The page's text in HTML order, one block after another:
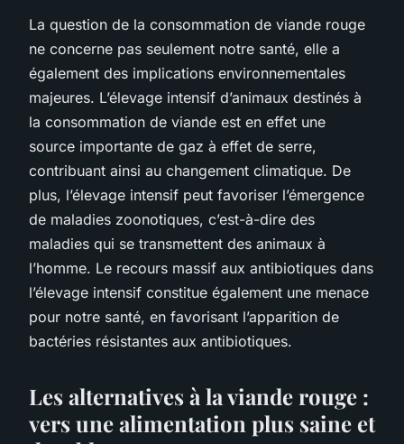
La question de la consommation de viande rouge
ne concerne pas seulement notre santé, elle a
également des implications environnementales
majeures. L’élevage intensif d’animaux destinés à
la consommation de viande est en effet une
source importante de gaz à effet de serre,
contribuant ainsi au changement climatique. De
plus, l’élevage intensif peut favoriser l’émergence
de maladies zoonotiques, c’est-à-dire des
maladies qui se transmettent des animaux à
l’homme. Le recours massif aux antibiotiques dans
l’élevage intensif constitue également une menace
pour notre santé, en favorisant l’apparition de
bactéries résistantes aux antibiotiques.
Les alternatives à la viande rouge :
vers une alimentation plus saine et